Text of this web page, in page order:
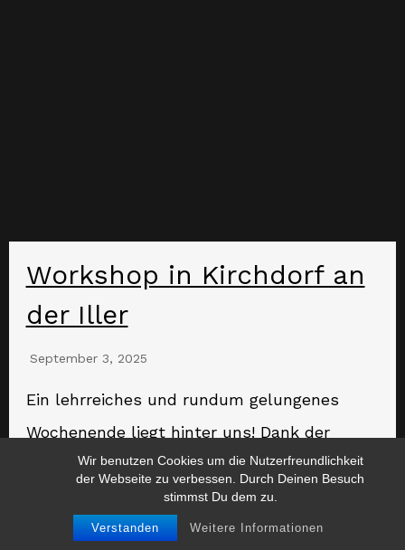
Wir benutzen Cookies um die Nutzerfreundlichkeit
der Webseite zu verbessen. Durch Deinen Besuch
stimmst Du dem zu.
Verstanden Weitere Informationen
Workshop in Kirchdorf an
der Iller
September 3, 2025
Ein lehrreiches und rundum gelungenes
Wochenende liegt hinter uns! Dank der
wunderbaren Verpflegung von Barbara…
Weiterlesen